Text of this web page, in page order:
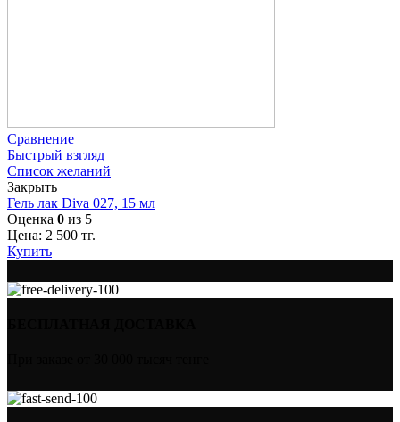
Сравнение
Быстрый взгляд
Список желаний
Закрыть
Гель лак Diva 027, 15 мл
Оценка 0 из 5
Цена: 2 500 тг.
Купить